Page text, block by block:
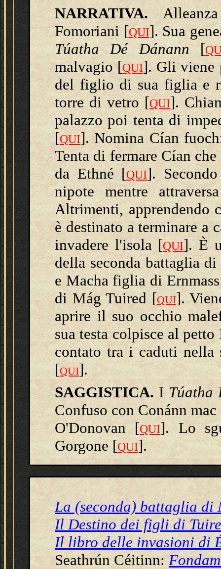
NARRATIVA.
Fomoriani [QUI]. Sua
Túatha Dé Dánann[
malvagio [QUI]. Gli viene
del figlio di sua figlia e
torre di vetro [QUI].
palazzo poi tenta di
[QUI]. Nomina Cían
Tenta di fermare Cían
da Ethné [QUI].
nipote mentre
Altrimenti, apprendendo
è destinato a terminare a
invadere l'isola [QUI].È
della seconda battaglia
e Macha figlia di
di Mág Tuired [QUI].
aprire il suo occhio
sua testa colpisce al
contato tra i caduti nella
[QUI].
SAGGISTICA. ITúatha
Confuso con Conánn
O'Donovan [QUI]. Lo
Gorgone [QUI].
La (seconda) battaglia di
Il Destino dei figli di
Il libro delle invasioni di
Seathrún Céitinn: